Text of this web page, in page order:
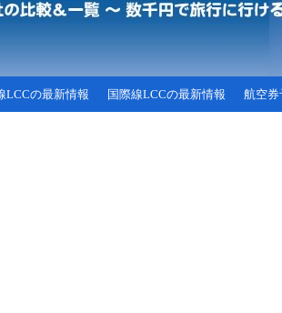
LCCの最新情報 国際線LCCの最新情報 航空券